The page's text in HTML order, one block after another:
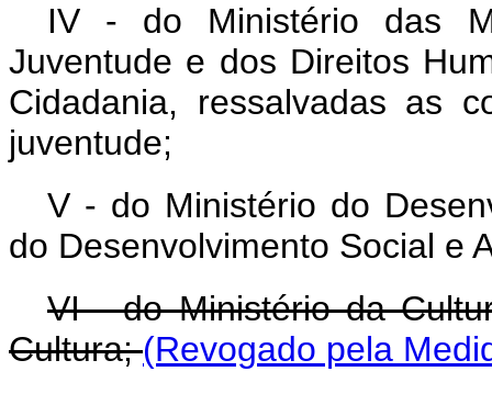
IV - do Ministério das
Juventude e dos Direitos
Cidadania, ressalvadas as
juventude;
V - do Ministério do
do Desenvolvimento Social e
VI - do Ministério da
Cultura;(Revogado pela